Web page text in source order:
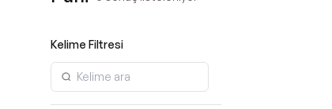
Kelime Filtresi